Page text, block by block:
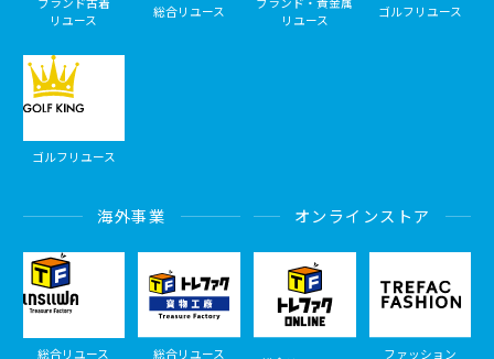
リユース
総合リユース
リユース
ゴルフリユース
ゴルフリユース
海外事業
総合リユース 総合リユース
オンラインストア
ファッション